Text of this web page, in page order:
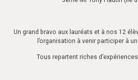
Un grand bravo aux lauréats et à nos 12
l’organisation à venir participer à
Tous repartent riches